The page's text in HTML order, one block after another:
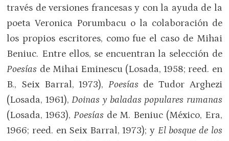
través de versiones francesas y con la ayuda de la
poeta Veronica Porumbacu o la colaboración de
los propios escritores, como fue el caso de Mihai
Beniuc. Entre ellos, se encuentran la selección de
Poesías de Mihai Eminescu (Losada, 1958; reed. en
B., Seix Barral, 1973), Poesías de Tudor Arghezi
(Losada, 1961),Doinas y baladas populares rumanas
(Losada, 1963), Poesías de M. Beniuc (México, Era,
1966; reed. en Seix Barral, 1973); y El bosque de los